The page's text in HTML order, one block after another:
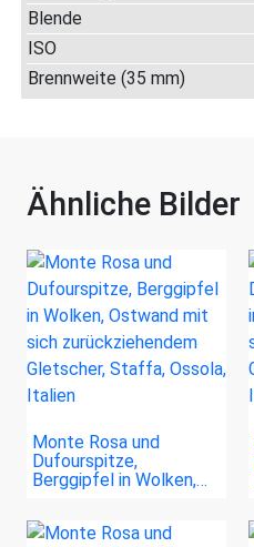
Blende
ISO
Brennweite (35 mm)
Ähnliche Bilder
Monte Rosa und
Dufourspitze,
Berggipfel in Wolken,…